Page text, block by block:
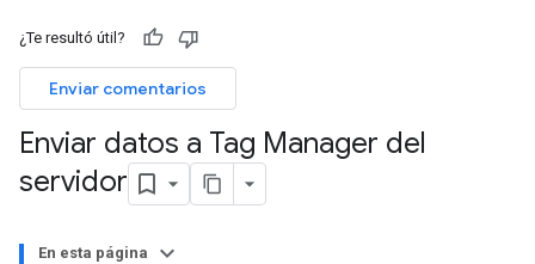
¿Te resultó útil?
Enviar comentarios
Enviar datos a Tag Manager del
servidor
En esta página